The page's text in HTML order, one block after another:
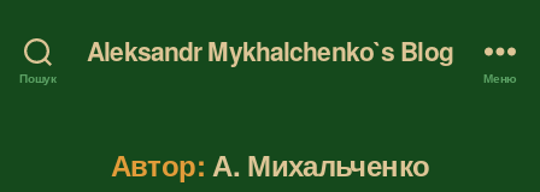
Пошук
Aleksandr Mykhalchenko`s Blog
Меню
Автор: А. Михальченко